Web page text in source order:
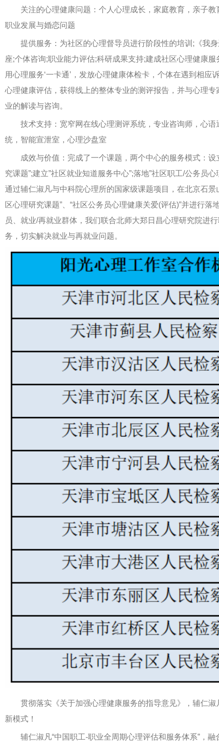
关注的心理健康问题：个人心理成长，家庭教育，亲子教
职业发展与婚恋问题
提供服务：为社区的心理督导员进行阶段性的培训;《我身
座;个体咨询;职业能力评估;科研成果支持;建成社区心理健康
用心理服务‘一卡通’，发放心理健康体检卡，个体在遇到相应
心理健康评估，获得线上的整体专业的测评报告，并与心理专
业的解读与咨询。
技术支持：宽窄网在线心理测评系统，专业咨询师，心语
统，智能宣泄室，心理沙盘室
成效与价值：完成了一个课题，两个中心的服务模式：设
究课题”;建立”社区就业知道服务中心”;落地”社区职工/公务员
通过辅仁淑凡与中科院心理所的国家级课题项目，在北京石景
区心理研究课题”、“社区公务员心理健康关爱(评估)”并进行落
员、就业/再就业群体，我们联合北师大郑日昌心理研究院进
务，切实解决就业与再就业问题。
贯彻落实《关于加强心理健康服务的指导意见》，辅仁淑
新模式！
辅仁淑凡“中国职工-职业全周期心理评估和服务体系”，融